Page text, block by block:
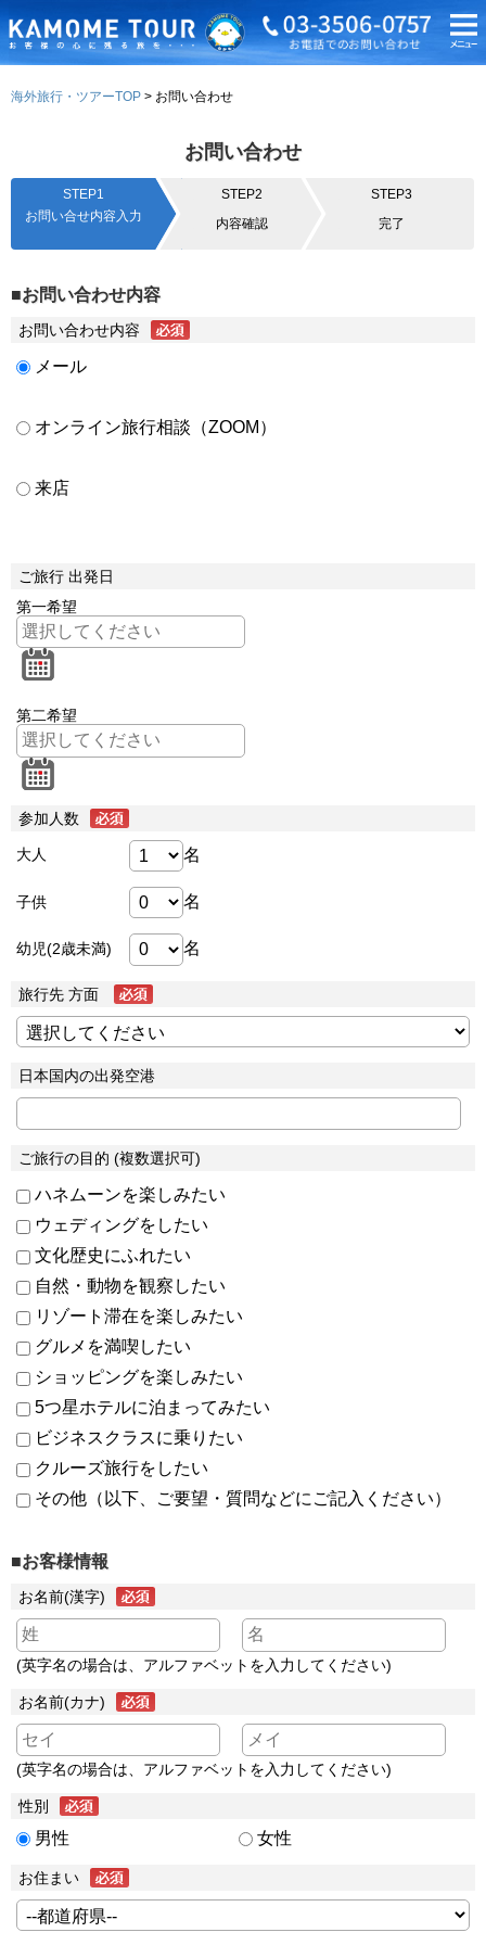
海外旅行・ツアーTOP お問い合わせ
お問い合わせ
STEP1
お問い合せ内容入力
STEP2
内容確認
STEP3
完了
■お問い合わせ内容
お問い合わせ内容
メール
オンライン旅行相談（ZOOM）
来店
ご旅行 出発日
第一希望
第二希望
参加人数
大人 名
子供 名
幼児(2歳未満) 名
旅行先 方面
日本国内の出発空港
ご旅行の目的 (複数選択可)
ハネムーンを楽しみたい
ウェディングをしたい
文化歴史にふれたい
自然・動物を観察したい
リゾート滞在を楽しみたい
グルメを満喫したい
ショッピングを楽しみたい
5つ星ホテルに泊まってみたい
ビジネスクラスに乗りたい
クルーズ旅行をしたい
その他（以下、ご要望・質問などにご記入ください）
■お客様情報
お名前(漢字)
(英字名の場合は、アルファベットを入力してください)
お名前(カナ)
(英字名の場合は、アルファベットを入力してください)
性別
男性 女性
お住まい